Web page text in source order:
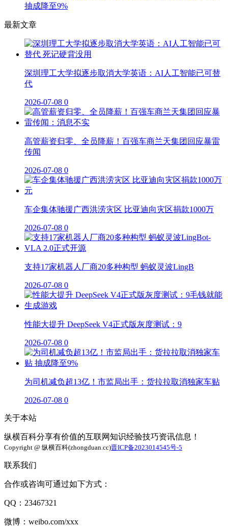
抽成降至9%
最新文章
深圳理工大学拟逐步取消大学英语：AI人工智能已可替
代
2026-07-08 0
高管薪资归零、全员降薪！百强车商兰天集团回应暴雷
传闻
2026-07-08 0
车企集体驰援广西洪涝灾区 比亚迪向灾区捐款1000万
2026-07-08 0
支持17家机器人厂商20多种构型 蚂蚁灵波LingB
2026-07-08 0
性能大提升 DeepSeek V4正式版灰度测试：9
2026-07-08 0
为司机减负超13亿！市监局出手：货拉拉取消独家车贴
2026-07-08 0
关于本站
纵横百科分享有价值的互联网知识经验技巧资讯信息！
Copyright @ 纵横百科(zhongduan.cc)晋ICP备2023014545号-5
联系我们
合作或咨询可通过如下方式：
QQ：23467321
微博：weibo.com/xxx